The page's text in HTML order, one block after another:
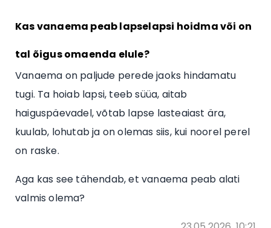
Kas vanaema peab lapselapsi hoidma või on
tal õigus omaenda elule?
Vanaema on paljude perede jaoks hindamatu
tugi. Ta hoiab lapsi, teeb süüa, aitab
haiguspäevadel, võtab lapse lasteaiast ära,
kuulab, lohutab ja on olemas siis, kui noorel perel
on raske.
Aga kas see tähendab, et vanaema peab alati
valmis olema?